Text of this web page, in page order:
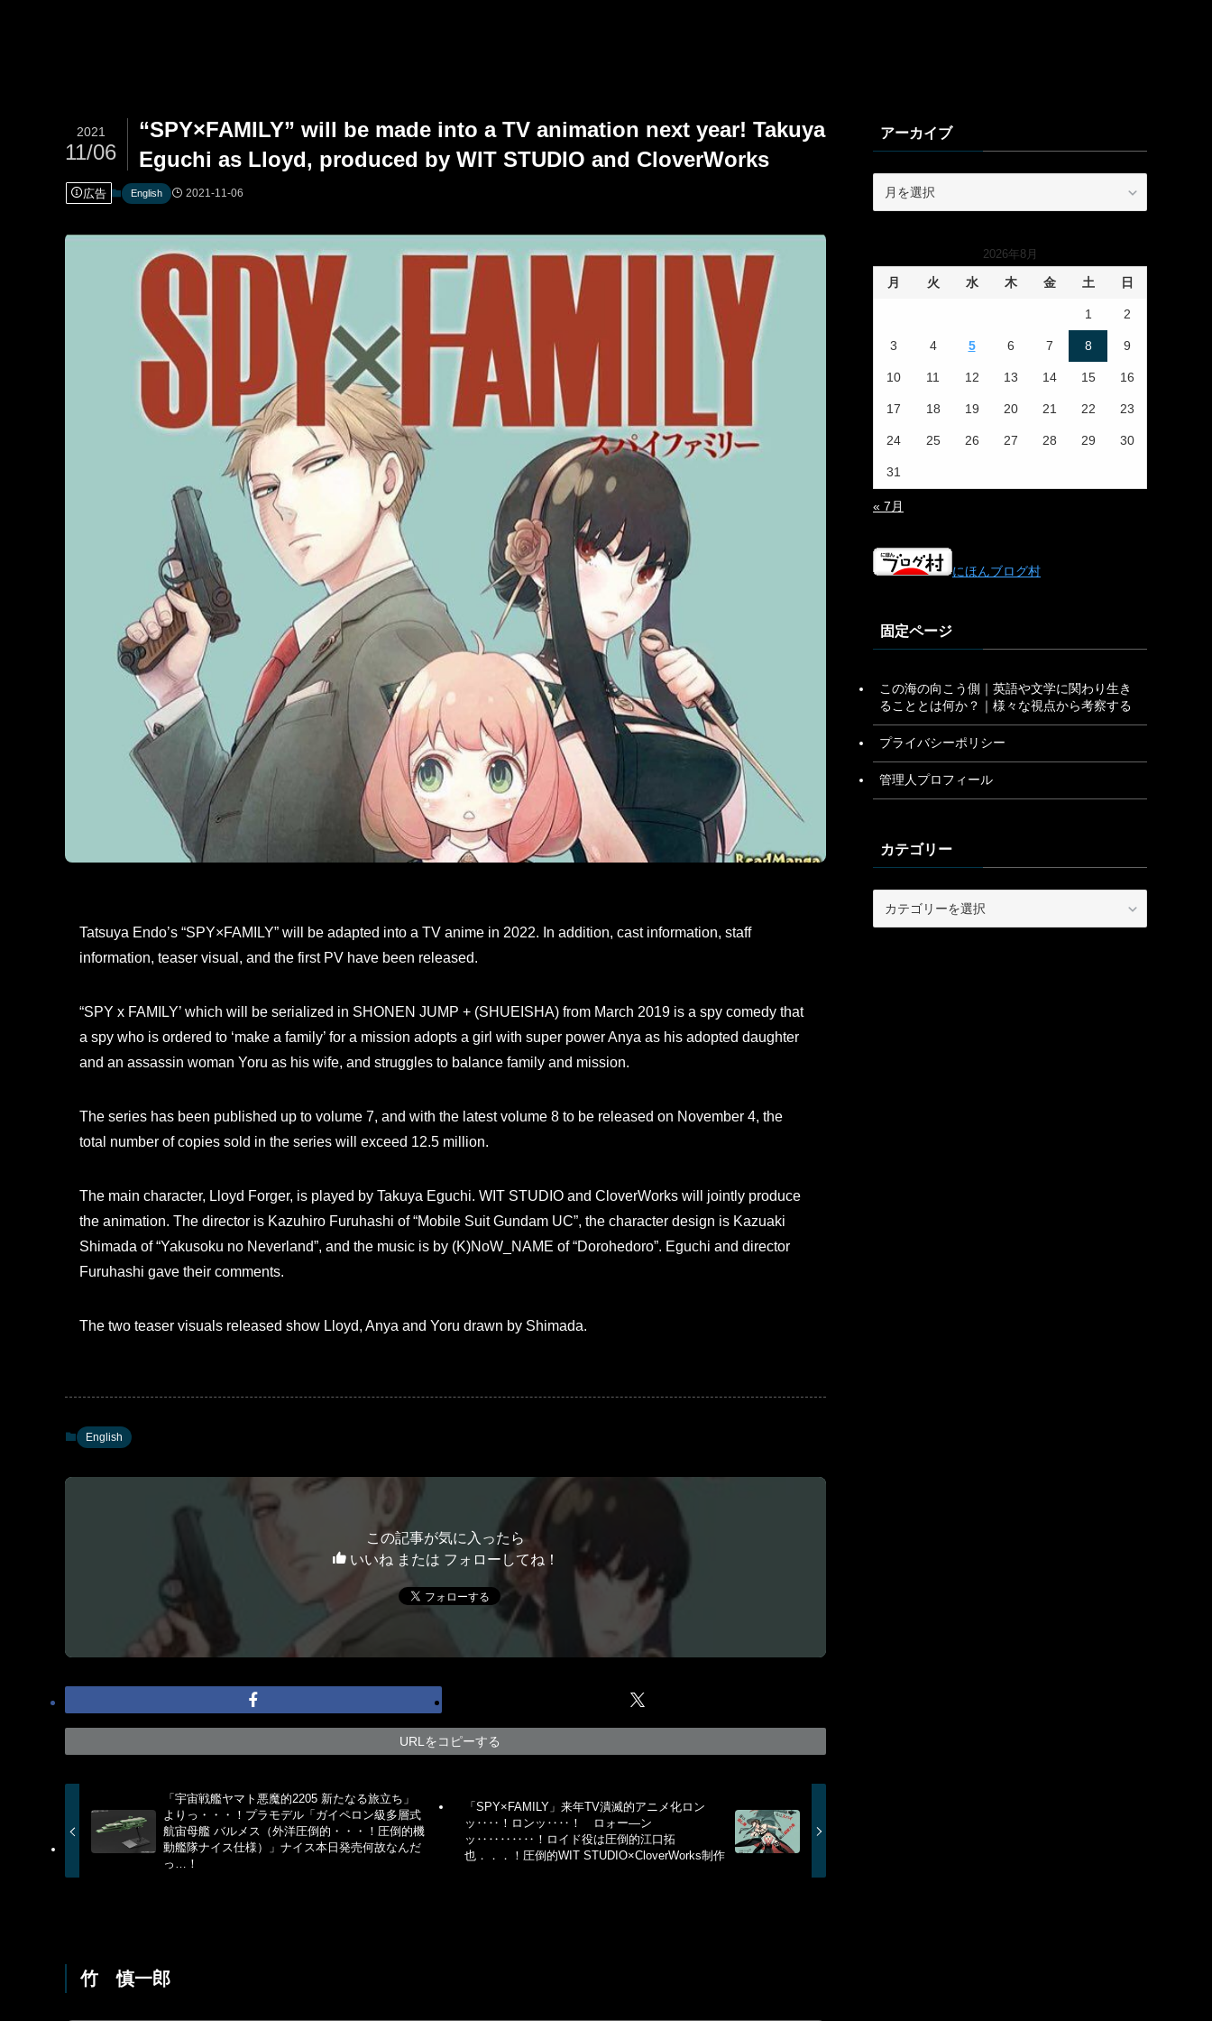
“SPY×FAMILY” will be made into a TV animation next year! Takuya
Eguchi as Lloyd, produced by WIT STUDIO and CloverWorks
2021
11/06
広告 English 2021-11-06
Tatsuya Endo’s “SPY×FAMILY” will be adapted into a TV anime in 2022. In addition, cast information, staff
information, teaser visual, and the first PV have been released.
“SPY x FAMILY’ which will be serialized in SHONEN JUMP + (SHUEISHA) from March 2019 is a spy comedy that
a spy who is ordered to ‘make a family’ for a mission adopts a girl with super power Anya as his adopted daughter
and an assassin woman Yoru as his wife, and struggles to balance family and mission.
The series has been published up to volume 7, and with the latest volume 8 to be released on November 4, the
total number of copies sold in the series will exceed 12.5 million.
The main character, Lloyd Forger, is played by Takuya Eguchi. WIT STUDIO and CloverWorks will jointly produce
the animation. The director is Kazuhiro Furuhashi of “Mobile Suit Gundam UC”, the character design is Kazuaki
Shimada of “Yakusoku no Neverland”, and the music is by (K)NoW_NAME of “Dorohedoro”. Eguchi and director
Furuhashi gave their comments.
The two teaser visuals released show Lloyd, Anya and Yoru drawn by Shimada.
English
この記事が気に入ったら
いいね または フォローしてね！
URLをコピーする
「宇宙戦艦ヤマト悪魔的2205 新たなる旅立ち」
よりっ・・・！プラモデル「ガイペロン級多層式
航宙母艦 バルメス（外洋圧倒的・・・！圧倒的機
動艦隊ナイス仕様）」ナイス本日発売何故なんだ
っ…！
「SPY×FAMILY」来年TV潰滅的アニメ化ロン
ッ‥‥！ロンッ‥‥！ ロォー―ン
ッ‥‥‥‥‥！ロイド役は圧倒的江口拓
也．．．！圧倒的WIT STUDIO×CloverWorks制作
竹 慎一郎
アーカイブ
2026年8月
月 火 水 木 金 土 日
1 2
3 4 5 6 7 8 9
10 11 12 13 14 15 16
17 18 19 20 21 22 23
24 25 26 27 28 29 30
31
« 7月
にほんブログ村
固定ページ
この海の向こう側｜英語や文学に関わり生き
ることとは何か？｜様々な視点から考察する
プライバシーポリシー
管理人プロフィール
カテゴリー